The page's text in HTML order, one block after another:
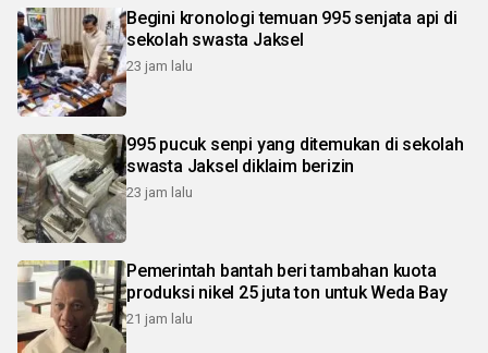
Begini kronologi temuan 995 senjata api di
sekolah swasta Jaksel
23 jam lalu
995 pucuk senpi yang ditemukan di sekolah
swasta Jaksel diklaim berizin
23 jam lalu
Pemerintah bantah beri tambahan kuota
produksi nikel 25 juta ton untuk Weda Bay
21 jam lalu